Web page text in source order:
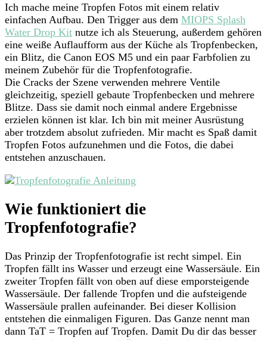
Ich mache meine Tropfen Fotos mit einem relativ
einfachen Aufbau. Den Trigger aus dem MIOPS Splash
Water Drop Kit nutze ich als Steuerung, außerdem gehören
eine weiße Auflaufform aus der Küche als Tropfenbecken,
ein Blitz, die Canon EOS M5 und ein paar Farbfolien zu
meinem Zubehör für die Tropfenfotografie.
Die Cracks der Szene verwenden mehrere Ventile
gleichzeitig, speziell gebaute Tropfenbecken und mehrere
Blitze. Dass sie damit noch einmal andere Ergebnisse
erzielen können ist klar. Ich bin mit meiner Ausrüstung
aber trotzdem absolut zufrieden. Mir macht es Spaß damit
Tropfen Fotos aufzunehmen und die Fotos, die dabei
entstehen anzuschauen.
Wie funktioniert die
Tropfenfotografie?
Das Prinzip der Tropfenfotografie ist recht simpel. Ein
Tropfen fällt ins Wasser und erzeugt eine Wassersäule. Ein
zweiter Tropfen fällt von oben auf diese emporsteigende
Wassersäule. Der fallende Tropfen und die aufsteigende
Wassersäule prallen aufeinander. Bei dieser Kollision
entstehen die einmaligen Figuren. Das Ganze nennt man
dann TaT = Tropfen auf Tropfen. Damit Du dir das besser